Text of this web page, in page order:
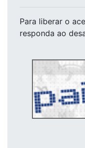
Para liberar o
responda ao